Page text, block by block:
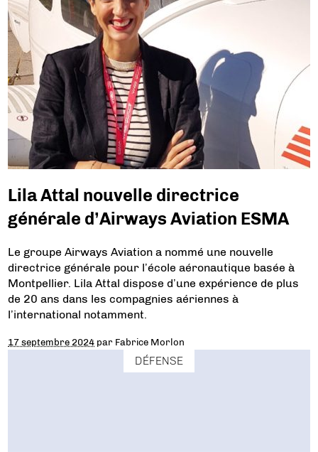
Lila Attal nouvelle directrice
générale d’Airways Aviation ESMA
Le groupe Airways Aviation a nommé une nouvelle
directrice générale pour l’école aéronautique basée à
Montpellier. Lila Attal dispose d’une expérience de plus
de 20 ans dans les compagnies aériennes à
l’international notamment.
17 septembre 2024 par Fabrice Morlon
DÉFENSE